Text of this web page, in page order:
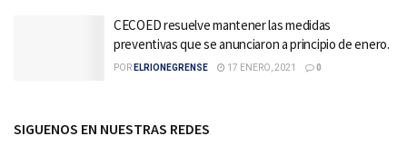
CECOED resuelve mantener las medidas
preventivas que se anunciaron a principio de enero.
POR ELRIONEGRENSE 17 ENERO, 2021 0
SIGUENOS EN NUESTRAS REDES